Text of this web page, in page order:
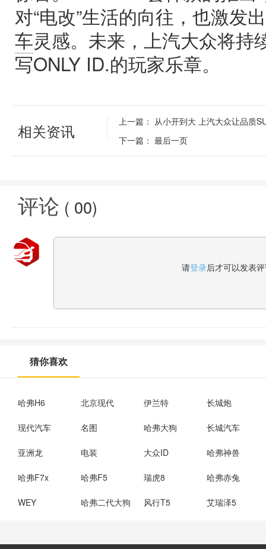
对“电改”生活的向往，也激发
车灵感。未来，上汽大众将持
写ONLY ID.的玩家乐章。
相关资讯 上一篇： 从小开到大 上汽大众让品质
下一篇： 最后一页
评论 ( 00)
请登录后才可以发表
猜你喜欢
哈弗H6 北京现代 伊兰特 长城炮
现代汽车 名图 哈弗大狗 长城汽车
亚洲龙 电装 大众ID 哈弗神兽
哈弗F7x 哈弗F5 瑞虎8 哈弗赤兔
WEY 哈弗二代大狗 风行T5 艾瑞泽5